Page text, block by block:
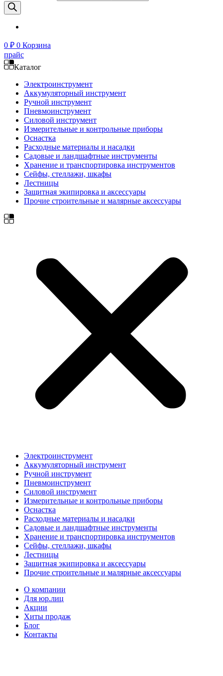
0 ₽ 0 Корзина
прайс
Каталог
Электроинструмент
Аккумуляторный инструмент
Ручной инструмент
Пневмоинструмент
Силовой инструмент
Измерительные и контрольные приборы
Оснастка
Расходные материалы и насадки
Садовые и ландшафтные инструменты
Хранение и транспортировка инструментов
Сейфы, стеллажи, шкафы
Лестницы
Защитная экипировка и аксессуары
Прочие строительные и малярные аксессуары
Электроинструмент
Аккумуляторный инструмент
Ручной инструмент
Пневмоинструмент
Силовой инструмент
Измерительные и контрольные приборы
Оснастка
Расходные материалы и насадки
Садовые и ландшафтные инструменты
Хранение и транспортировка инструментов
Сейфы, стеллажи, шкафы
Лестницы
Защитная экипировка и аксессуары
Прочие строительные и малярные аксессуары
О компании
Для юр.лиц
Акции
Хиты продаж
Блог
Контакты